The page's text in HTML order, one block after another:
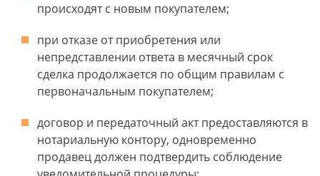
происходят с новым покупателем;
при отказе от приобретения или
непредставлении ответа в месячный срок
сделка продолжается по общим правилам с
первоначальным покупателем;
договор и передаточный акт предоставляются в
нотариальную контору, одновременно
продавец должен подтвердить соблюдение